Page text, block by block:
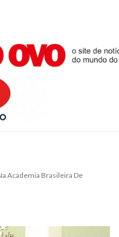
Academia Brasileira De